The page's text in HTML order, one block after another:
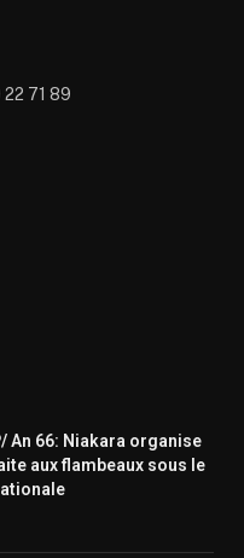
71 89
An 66: Niakara organise
aux flambeaux sous le